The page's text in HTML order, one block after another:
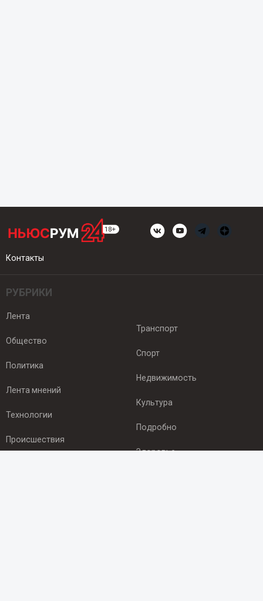
Контакты
РУБРИКИ
Лента
Общество
Политика
Лента мнений
Технологии
Происшествия
Транспорт
Спорт
Недвижимость
Культура
Подробно
Здоровье